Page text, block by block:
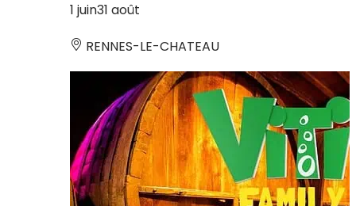
1 juin31 août
RENNES-LE-CHATEAU